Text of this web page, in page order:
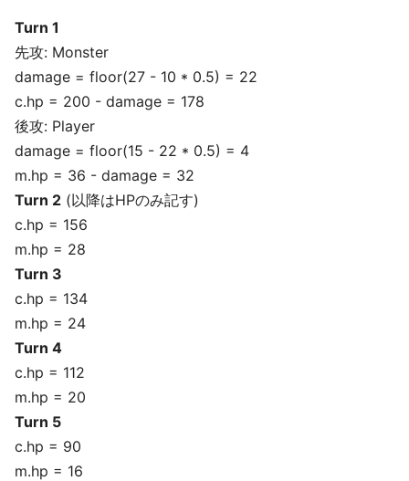
Turn 1
先攻: Monster
damage = floor(27 - 10 * 0.5) = 22
c.hp = 200 - damage = 178
後攻: Player
damage = floor(15 - 22 * 0.5) = 4
m.hp = 36 - damage = 32
Turn 2 (以降はHPのみ記す)
c.hp = 156
m.hp = 28
Turn 3
c.hp = 134
m.hp = 24
Turn 4
c.hp = 112
m.hp = 20
Turn 5
c.hp = 90
m.hp = 16